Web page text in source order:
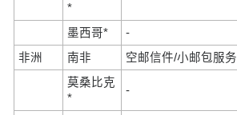
*
墨西哥* -
非洲
南非
空邮信件/小邮包服务
莫桑比克
*
-